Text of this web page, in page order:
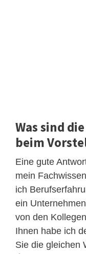
Was sind
beim
Eine gute
mein
ich
ein
von den
Ihnen habe ich
Sie die gleichen